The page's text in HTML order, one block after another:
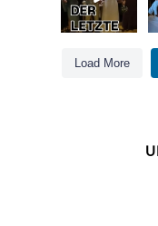
Was für ein...
0
Load More